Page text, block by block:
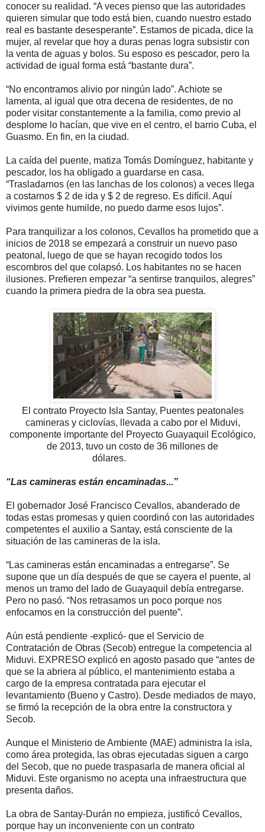
conocer su realidad. “A veces pienso que las autoridades
quieren simular que todo está bien, cuando nuestro estado
real es bastante desesperante”. Estamos de picada, dice la
mujer, al revelar que hoy a duras penas logra subsistir con
la venta de aguas y bolos. Su esposo es pescador, pero la
actividad de igual forma está “bastante dura”.
“No encontramos alivio por ningún lado”. Achiote se
lamenta, al igual que otra decena de residentes, de no
poder visitar constantemente a la familia, como previo al
desplome lo hacían, que vive en el centro, el barrio Cuba, el
Guasmo. En fin, en la ciudad.
La caída del puente, matiza Tomás Domínguez, habitante y
pescador, los ha obligado a guardarse en casa.
“Trasladarnos (en las lanchas de los colonos) a veces llega
a costarnos $ 2 de ida y $ 2 de regreso. Es difícil. Aquí
vivimos gente humilde, no puedo darme esos lujos”.
Para tranquilizar a los colonos, Cevallos ha prometido que a
inicios de 2018 se empezará a construir un nuevo paso
peatonal, luego de que se hayan recogido todos los
escombros del que colapsó. Los habitantes no se hacen
ilusiones. Prefieren empezar “a sentirse tranquilos, alegres”
cuando la primera piedra de la obra sea puesta.
El contrato Proyecto Isla Santay, Puentes peatonales
camineras y ciclovías, llevada a cabo por el Miduvi,
componente importante del Proyecto Guayaquil Ecológico,
de 2013, tuvo un costo de 36 millones de
dólares.
“Las camineras están encaminadas...”
El gobernador José Francisco Cevallos, abanderado de
todas estas promesas y quien coordinó con las autoridades
competentes el auxilio a Santay, está consciente de la
situación de las camineras de la isla.
“Las camineras están encaminadas a entregarse”. Se
supone que un día después de que se cayera el puente, al
menos un tramo del lado de Guayaquil debía entregarse.
Pero no pasó. “Nos retrasamos un poco porque nos
enfocamos en la construcción del puente”.
Aún está pendiente -explicó- que el Servicio de
Contratación de Obras (Secob) entregue la competencia al
Miduvi. EXPRESO explicó en agosto pasado que “antes de
que se la abriera al público, el mantenimiento estaba a
cargo de la empresa contratada para ejecutar el
levantamiento (Bueno y Castro). Desde mediados de mayo,
se firmó la recepción de la obra entre la constructora y
Secob.
Aunque el Ministerio de Ambiente (MAE) administra la isla,
como área protegida, las obras ejecutadas siguen a cargo
del Secob, que no puede traspasarla de manera oficial al
Miduvi. Este organismo no acepta una infraestructura que
presenta daños.
La obra de Santay-Durán no empieza, justificó Cevallos,
porque hay un inconveniente con un contrato